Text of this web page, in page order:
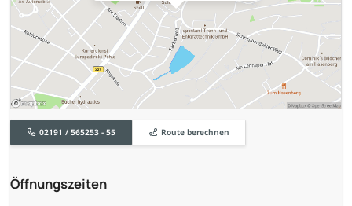
02191 / 565253 - 55 Route berechnen
Öffnungszeiten